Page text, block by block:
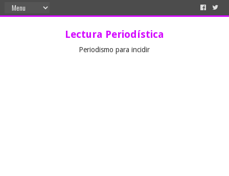
Lectura Periodística
Periodismo para incidir